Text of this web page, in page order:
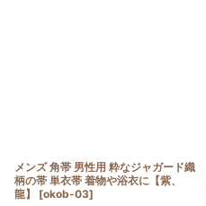
メンズ 角帯 男性用 粋なジャガード織
柄の帯 単衣帯 着物や浴衣に【紫、
龍】
[okob-03]